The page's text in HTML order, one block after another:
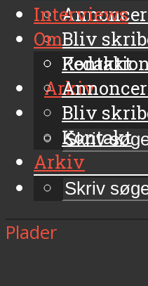
Bliv
Kontakt
Arkiv
Interviews
Om
Bliv
Kontakt
Arkiv
Plader